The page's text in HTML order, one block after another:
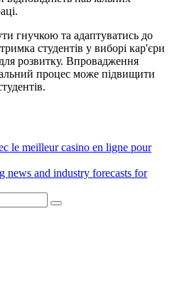
гнучкою та адаптуватись до
студентів у виборі кар'єри
розвитку. Впровадження
процес може підвищити
le meilleur casino en ligne pour
news and industry forecasts for